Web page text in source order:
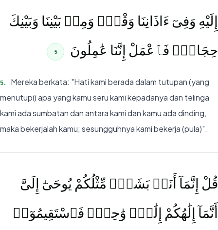
إِلَيْهِ وَفِىٓ ءَاذَانِنَا وَقْرٌۭ وَمِنۢ بَيْنِنَا وَبَيْنِكَ
حِجَابٌۭ فَٱعْمَلْ إِنَّنَا عَٰمِلُونَ
5
5.
Mereka berkata: "Hati kami berada dalam tutupan (yang
menutupi) apa yang kamu seru kami kepadanya dan telinga
kami ada sumbatan dan antara kami dan kamu ada dinding,
maka bekerjalah kamu; sesungguhnya kami bekerja (pula)".
قُلْ إِنَّمَآ أَنَا۠ بَشَرٌۭ مِّثْلُكُمْ يُوحَىٰٓ إِلَىَّ
أَنَّمَآ إِلَٰهُكُمْ إِلَٰهٌۭ وَٰحِدٌۭ فَٱسْتَقِيمُوٓا۟